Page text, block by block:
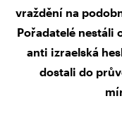
vraždění na
Pořadatelé nestáli
anti izraelská
dostali do